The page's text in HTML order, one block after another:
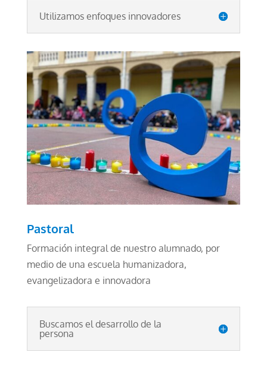
Utilizamos enfoques innovadores
Pastoral
Formación integral de nuestro alumnado, por
medio de una escuela humanizadora,
evangelizadora e innovadora
Buscamos el desarrollo de la
persona